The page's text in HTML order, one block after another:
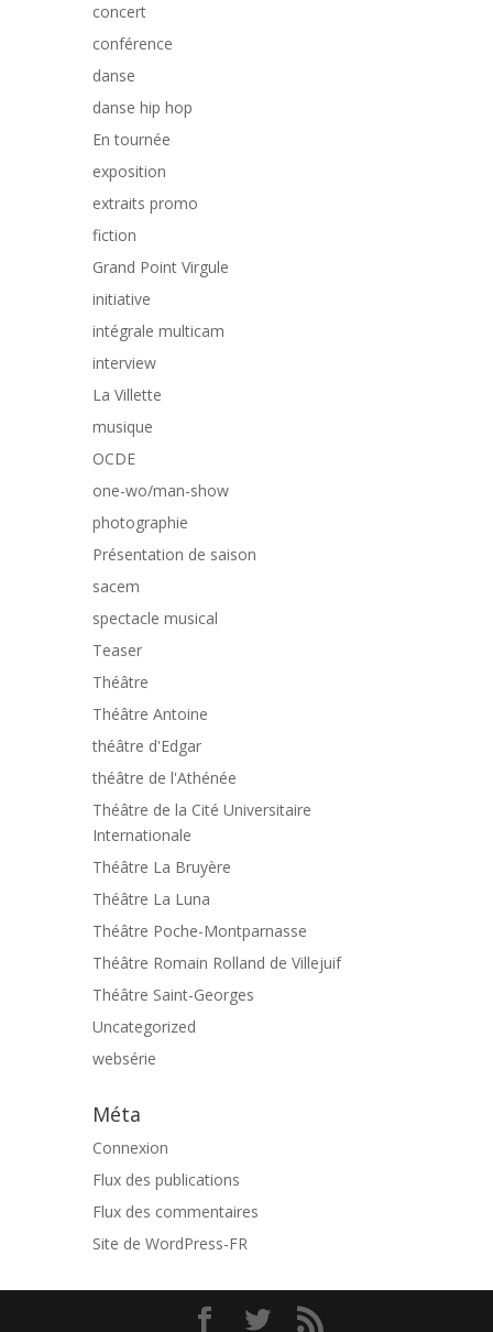
concert
conférence
danse
danse hip hop
En tournée
exposition
extraits promo
fiction
Grand Point Virgule
initiative
intégrale multicam
interview
La Villette
musique
OCDE
one-wo/man-show
photographie
Présentation de saison
sacem
spectacle musical
Teaser
Théâtre
Théâtre Antoine
théâtre d'Edgar
théâtre de l'Athénée
Théâtre de la Cité Universitaire
Internationale
Théâtre La Bruyère
Théâtre La Luna
Théâtre Poche-Montparnasse
Théâtre Romain Rolland de Villejuif
Théâtre Saint-Georges
Uncategorized
websérie
Méta
Connexion
Flux des publications
Flux des commentaires
Site de WordPress-FR